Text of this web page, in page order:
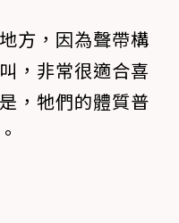
方，因為聲帶構
，非常很適合喜
，牠們的體質普